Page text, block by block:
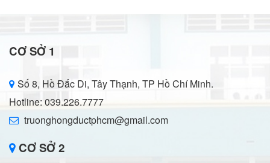
CƠ SỞ 1
Số 8, Hồ Đắc Di, Tây Thạnh, TP Hồ Chí Minh.
Hotline: 039.226.7777
truonghongductphcm@gmail.com
CƠ SỞ 2